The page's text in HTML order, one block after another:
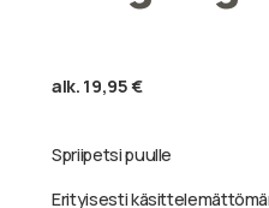
alk. 19,95€
Spriipetsi puulle
Erityisesti